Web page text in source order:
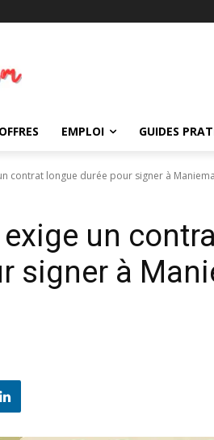
EMPLOI GUIDES
contrat longue durée pour signer à
un
signer à